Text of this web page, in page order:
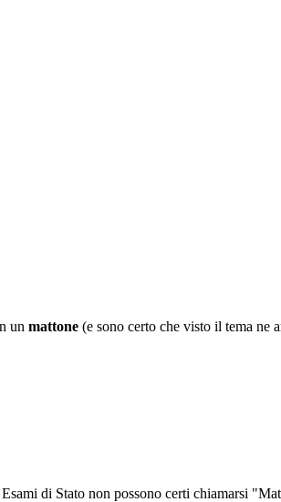
un mattone (e sono certo che visto il tema ne
di Stato non possono certi chiamarsi